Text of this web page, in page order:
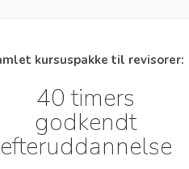
kursuspakke til revisorer:
40 timers
godkendt
efteruddannelse